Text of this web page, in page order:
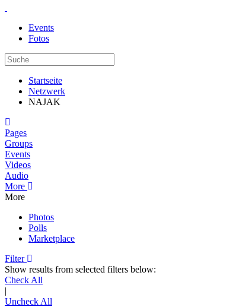
Events
Fotos
Startseite
Netzwerk
NAJAK
Pages
Groups
Events
Videos
Audio
More
More
Photos
Polls
Marketplace
Filter
Show results from selected filters below:
Check All
|
Uncheck All